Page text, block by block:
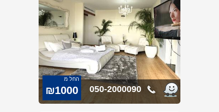
החל מ
₪1000 050-2000090